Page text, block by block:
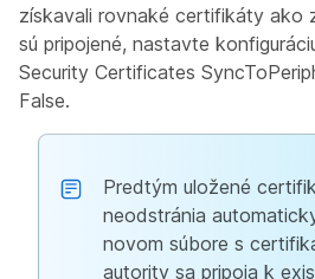
získavali rovnaké certifikáty ako
sú pripojené, nastavte
Security Certificates
False.
Predtým uložené
neodstránia
novom súbore s
autority sa pripoja k